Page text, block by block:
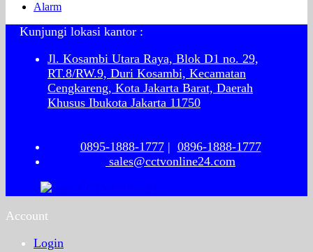
Alarm
Kunjungi lokasi kantor :
Jl. Kosambi Utara Raya, Blok D1 no. 29,
RT.8/RW.9, Duri Kosambi, Kecamatan
Cengkareng, Kota Jakarta Barat, Daerah
Khusus Ibukota Jakarta 11750
0895-1888-1777| 0896-1888-1777
sales@cctvonline24.com
Account
Login